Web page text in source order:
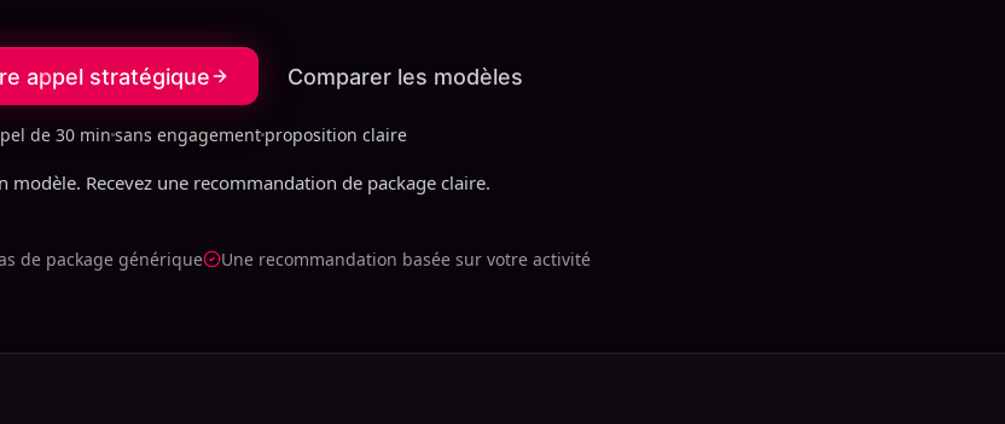
appel stratégique Comparer les modèles
de 30 min sans engagement proposition claire
modèle. Recevez une recommandation de package claire.
de package générique Une recommandation basée sur votre activité